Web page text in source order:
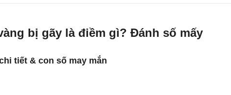
bị gãy là điềm gì? Đánh số mấy
tiết & con số may mắn